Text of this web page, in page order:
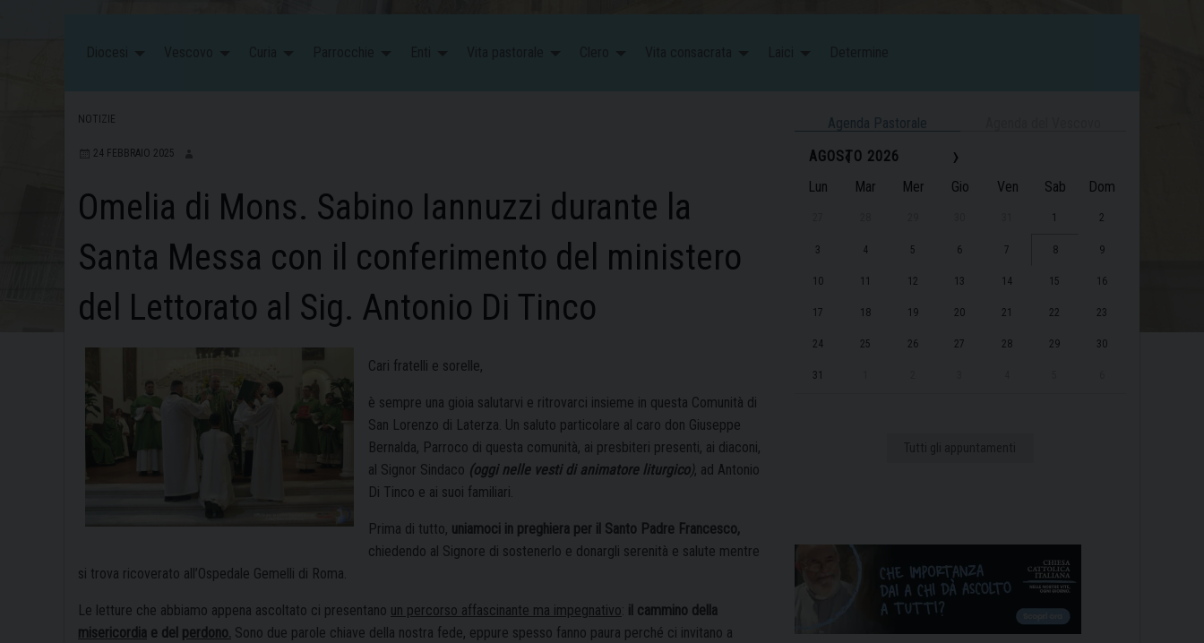
NOTIZIE
24 FEBBRAIO 2025
Omelia di Mons. Sabino Iannuzzi durante la
Santa Messa con il conferimento del ministero
del Lettorato al Sig. Antonio Di Tinco
Cari fratelli e sorelle,
è sempre una gioia salutarvi e ritrovarci insieme in questa Comunità di
San Lorenzo di Laterza. Un saluto particolare al caro don Giuseppe
Bernalda, Parroco di questa comunità, ai presbiteri presenti, ai diaconi,
al Signor Sindaco (oggi nelle vesti di animatore liturgico), ad Antonio
Di Tinco e ai suoi familiari.
Prima di tutto, uniamoci in preghiera per il Santo Padre Francesco,
chiedendo al Signore di sostenerlo e donargli serenità e salute mentre
si trova ricoverato all’Ospedale Gemelli di Roma.
Le letture che abbiamo appena ascoltato ci presentano un percorso affascinante ma impegnativo: il cammino della
misericordia e del perdono. Sono due parole chiave della nostra fede, eppure spesso fanno paura perché ci invitano a
Agenda Pastorale
‹
AGOSTO 2026 ›
Lun Mar Mer Gio Ven Sab Dom
1 2
3 4 5 6 7 8 9
10 11 12 13 14 15 16
17 18 19 20 21 22 23
24 25 26 27 28 29 30
31